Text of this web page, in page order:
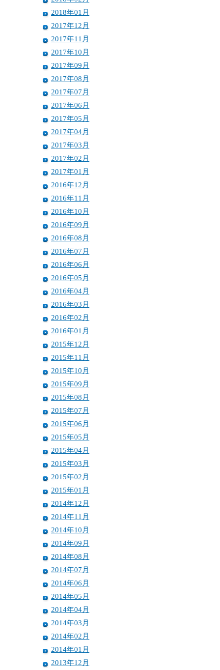
2018年01月
2017年12月
2017年11月
2017年10月
2017年09月
2017年08月
2017年07月
2017年06月
2017年05月
2017年04月
2017年03月
2017年02月
2017年01月
2016年12月
2016年11月
2016年10月
2016年09月
2016年08月
2016年07月
2016年06月
2016年05月
2016年04月
2016年03月
2016年02月
2016年01月
2015年12月
2015年11月
2015年10月
2015年09月
2015年08月
2015年07月
2015年06月
2015年05月
2015年04月
2015年03月
2015年02月
2015年01月
2014年12月
2014年11月
2014年10月
2014年09月
2014年08月
2014年07月
2014年06月
2014年05月
2014年04月
2014年03月
2014年02月
2014年01月
2013年12月